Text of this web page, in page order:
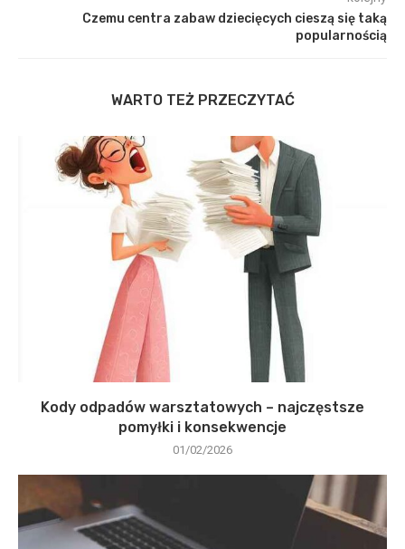
Czemu centra zabaw dziecięcych cieszą się taką
popularnością
WARTO TEŻ PRZECZYTAĆ
Kody odpadów warsztatowych – najczęstsze
pomyłki i konsekwencje
01/02/2026